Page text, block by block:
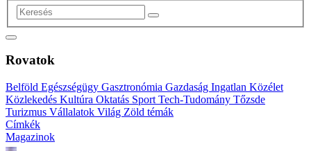
Rovatok
Belföld Egészségügy Gasztronómia Gazdaság Ingatlan Közélet
Közlekedés Kultúra Oktatás Sport Tech-Tudomány Tőzsde
Turizmus Vállalatok Világ Zöld témák
Címkék
Magazinok